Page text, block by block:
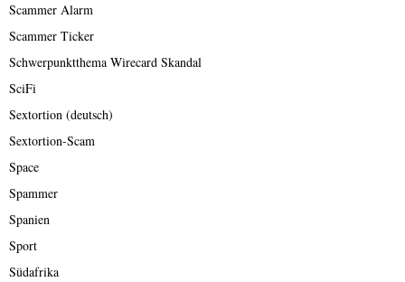
Scammer Alarm
Scammer Ticker
Schwerpunktthema Wirecard Skandal
SciFi
Sextortion (deutsch)
Sextortion-Scam
Space
Spammer
Spanien
Sport
Südafrika